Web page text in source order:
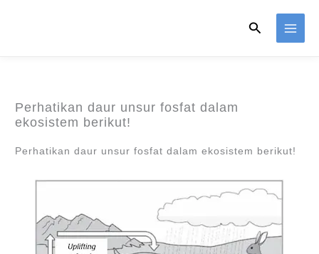
Search
Perhatikan daur unsur fosfat dalam
ekosistem berikut!
Perhatikan daur unsur fosfat dalam ekosistem berikut!